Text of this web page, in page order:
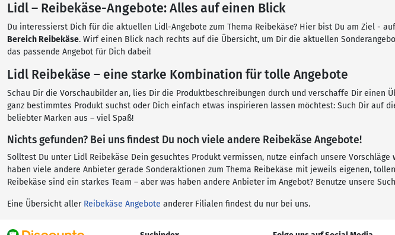
Lidl – Reibekäse-Angebote: Alles auf einen Blick
Du interessierst Dich für die aktuellen Lidl-Angebote zum Thema Reibekäse? Hier bist Du am Ziel -
Bereich Reibekäse. Wirf einen Blick nach rechts auf die Übersicht, um Dir die aktuellen
das passende Angebot für Dich dabei!
Lidl Reibekäse – eine starke Kombination für tolle Angebote
Schau Dir die Vorschaubilder an, lies Dir die Produktbeschreibungen durch und verschaffe Dir einen
ganz bestimmtes Produkt suchst oder Dich einfach etwas inspirieren lassen möchtest: Such Dir auf
beliebter Marken aus – viel Spaß!
Nichts gefunden? Bei uns findest Du noch viele andere Reibekäse Angebote!
Solltest Du unter Lidl Reibekäse Dein gesuchtes Produkt vermissen, nutze einfach unsere
haben viele andere Anbieter gerade Sonderaktionen zum Thema Reibekäse mit jeweils eigenen,
Reibekäse sind ein starkes Team – aber was haben andere Anbieter im Angebot? Benutze unsere
Eine Übersicht aller Reibekäse Angebote anderer Filialen findest du nur bei uns.